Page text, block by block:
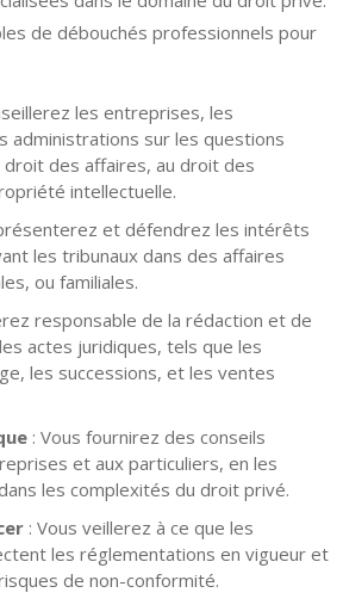
de débouchés professionnels pour
les entreprises, les
administrations sur les questions
droit des affaires, au droit des
intellectuelle.
et défendrez les intérêts
les tribunaux dans des affaires
ou familiales.
responsable de la rédaction et de
actes juridiques, tels que les
les successions, et les ventes
: Vous fournirez des conseils
et aux particuliers, en les
les complexités du droit privé.
: Vous veillerez à ce que les
les réglementations en vigueur et
de non-conformité.